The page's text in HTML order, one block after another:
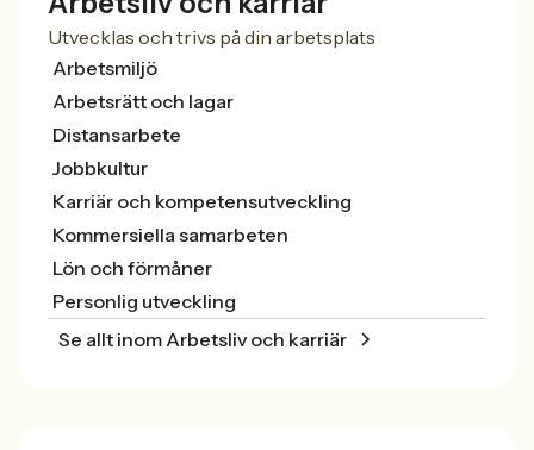
Utvecklas och trivs på din arbetsplats
Arbetsmiljö
Arbetsrätt och lagar
Distansarbete
Jobbkultur
Karriär och kompetensutveckling
Kommersiella samarbeten
Lön och förmåner
Personlig utveckling
Se allt inom Arbetsliv och karriär